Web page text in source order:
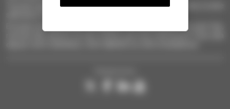
Trouvez rapidement des machines d'occasion, ajoutez-les à votre